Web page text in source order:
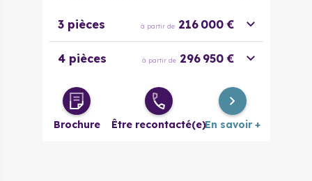
3 pièces à partir de 216 000 €
4 pièces à partir de 296 950 €
Brochure Être recontacté(e)En savoir +